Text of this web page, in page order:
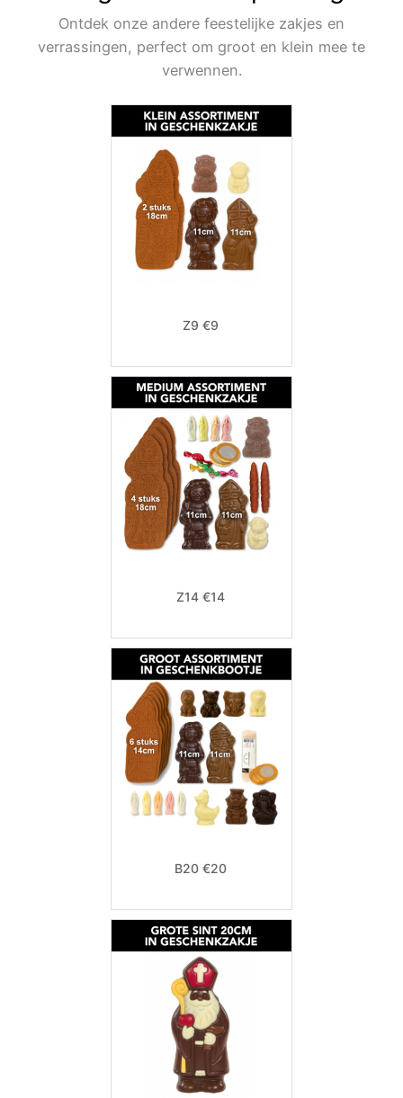
Ontdek onze andere feestelijke zakjes en
verrassingen, perfect om groot en klein mee te
verwennen.
Z9 €9
Z14 €14
B20 €20